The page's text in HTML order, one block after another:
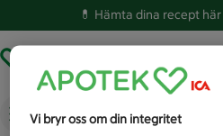
💊 Hämta dina recept
Vad letar du efter idag?
Vi bryr oss om din integritet